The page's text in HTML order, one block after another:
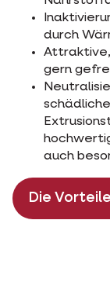
durch
Attraktive,
gern
auch
Die